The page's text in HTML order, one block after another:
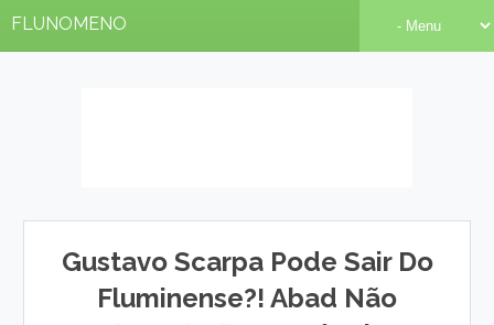
FLUNOMENO
Gustavo Scarpa Pode Sair Do
Fluminense?! Abad Não